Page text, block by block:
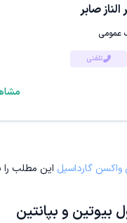
الناز صابر
عمومی
تلفنی
واکسن گارداسیل این مطلب را
بیوتین و بپانتین